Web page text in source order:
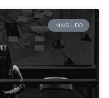
MAIS LIDO